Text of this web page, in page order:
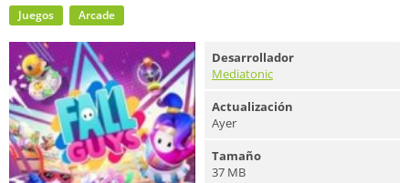
Juegos Arcade
Desarrollador
Mediatonic
Actualización
Ayer
Tamaño
37 MB